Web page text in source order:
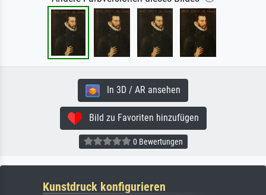
In 3D / AR ansehen
Bild zu Favoriten hinzufügen
0 Bewertungen
Kunstdruck konfigurieren